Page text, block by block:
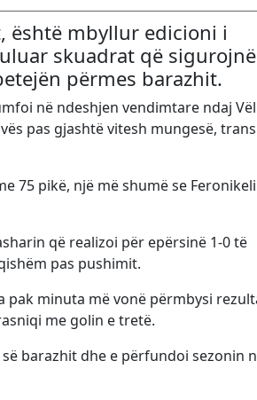
është mbyllur edicioni i
skuadrat që sigurojnë
përmes barazhit.
në ndeshjen vendimtare ndaj
pas gjashtë vitesh mungesë,
75 pikë, një më shumë se Feronikeli
që realizoi për epërsinë 1-0 të
pas pushimit.
pak minuta më vonë përmbysi
me golin e tretë.
barazhit dhe e përfundoi sezonin